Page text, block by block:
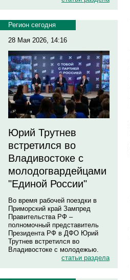
Регион сегодня
28 Мая 2026, 14:16
Юрий Трутнев
встретился во
Владивостоке с
молодогвардейцами
"Единой России"
Во время рабочей поездки в
Приморский край Зампред
Правительства РФ –
полномочный представитель
Президента РФ в ДФО Юрий
Трутнев встретился во
Владивостоке с молодежью.
статьи раздела